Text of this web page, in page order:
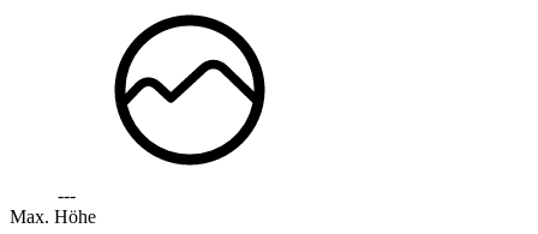
---
Max. Höhe